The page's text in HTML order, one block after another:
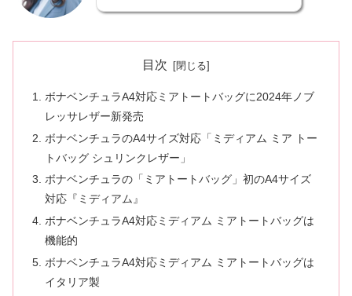
目次
ボナベンチュラA4対応ミアトートバッグに2024年ノブ
レッサレザー新発売
ボナベンチュラのA4サイズ対応「ミディアム ミア トー
トバッグ シュリンクレザー」
ボナベンチュラの「ミアトートバッグ」初のA4サイズ
対応『ミディアム』
ボナベンチュラA4対応ミディアム ミアトートバッグは
機能的
ボナベンチュラA4対応ミディアム ミアトートバッグは
イタリア製